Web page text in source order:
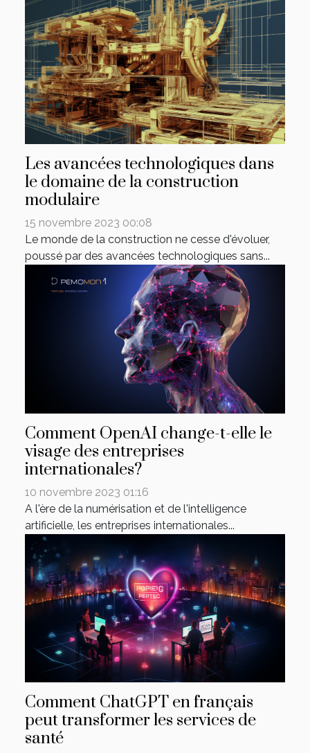
Les avancées technologiques dans
le domaine de la construction
modulaire
15 novembre 2023 00:08
Le monde de la construction ne cesse d'évoluer,
poussé par des avancées technologiques sans...
Comment OpenAI change-t-elle le
visage des entreprises
internationales?
10 novembre 2023 01:16
A l'ère de la numérisation et de l'intelligence
artificielle, les entreprises internationales...
Comment ChatGPT en français
peut transformer les services de
santé